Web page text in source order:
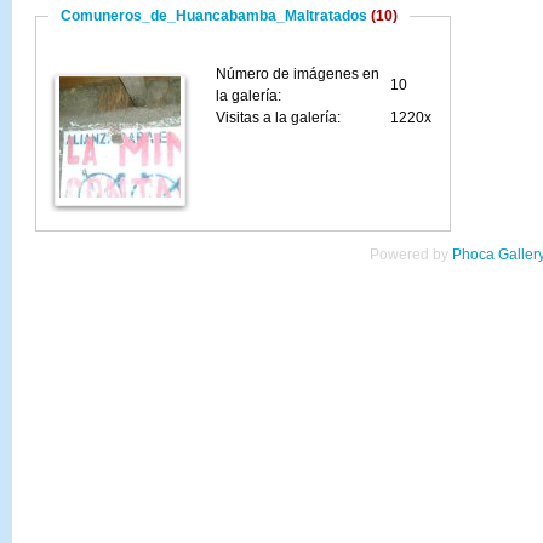
Comuneros_de_Huancabamba_Maltratados (10)
Número de imágenes en
la galería:
10
Visitas a la galería:
1220x
Powered by Phoca